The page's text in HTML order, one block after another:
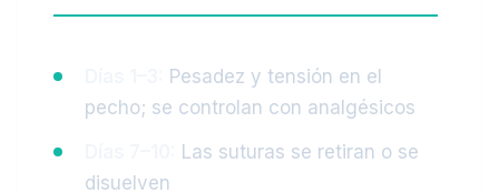
Pesadez y tensión en el
pecho; se controlan con analgésicos
Las suturas se retiran o se
disuelven